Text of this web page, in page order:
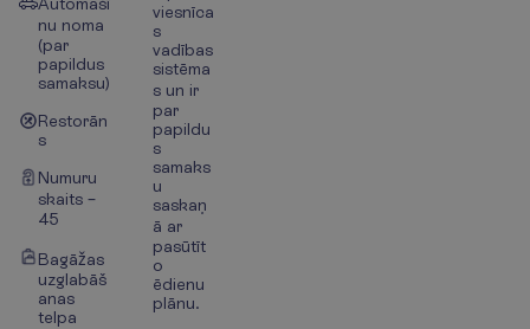
nu noma
(par
papildus
samaksu)
Restorān
s
Numuru
skaits –
45
Bagāžas
uzglabāš
anas
telpa
viesnīca
s
vadības
sistēma
s un ir
par
papildu
s
samaks
u
saskaņ
ā ar
pasūtīt
o
ēdienu
plānu.